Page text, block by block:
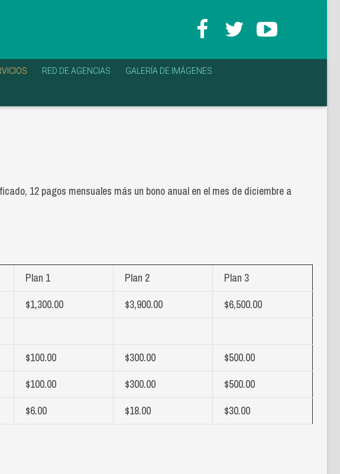
RED DE AGENCIAS GALERÍA DE IMÁGENES
12 pagos mensuales más un bono anual en el mes de diciembre a
Plan 1 Plan 2
Plan 3
$1,300.00 $3,900.00
$6,500.00
$100.00 $300.00
$500.00
$100.00 $300.00
$500.00
$6.00 $18.00 $30.00